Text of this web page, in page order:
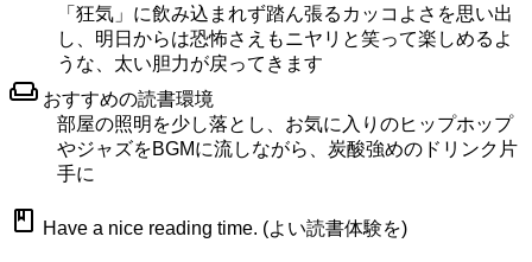
「狂気」に飲み込まれず踏ん張るカッコよさを思い出
し、明日からは恐怖さえもニヤリと笑って楽しめるよ
うな、太い胆力が戻ってきます
weekend おすすめの読書環境
部屋の照明を少し落とし、お気に入りのヒップホップ
やジャズをBGMに流しながら、炭酸強めのドリンク片
手に
book Have a nice reading time. (よい読書体験を)